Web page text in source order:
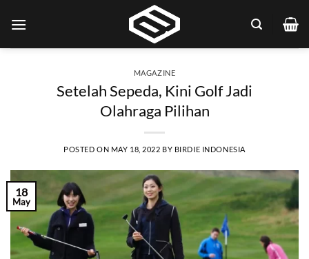
MAGAZINE
Setelah Sepeda, Kini Golf Jadi
Olahraga Pilihan
POSTED ON MAY 18, 2022 BY BIRDIE INDONESIA
18
May